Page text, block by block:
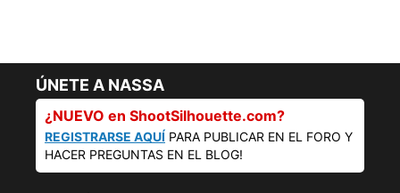
ÚNETE A NASSA
¿NUEVO en ShootSilhouette.com?
REGISTRARSE AQUÍ PARA PUBLICAR EN EL FORO Y
HACER PREGUNTAS EN EL BLOG!